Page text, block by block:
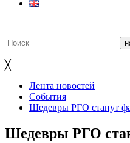
╳
Лента новостей
События
Шедевры РГО станут
Шедевры РГО